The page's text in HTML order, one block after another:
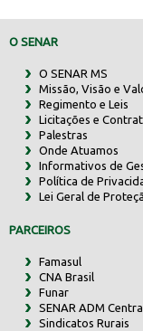
O SENAR
O SENAR MS
Missão, Visão e
Regimento e Leis
Licitações e
Palestras
Onde Atuamos
Informativos de
Política de
Lei Geral de
PARCEIROS
Famasul
CNA Brasil
Funar
SENAR ADM
Sindicatos Rurais